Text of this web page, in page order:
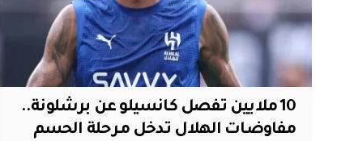
10 ملايين تفصل كانسيلو عن برشلونة..
مفاوضات الهلال تدخل مرحلة الحسم